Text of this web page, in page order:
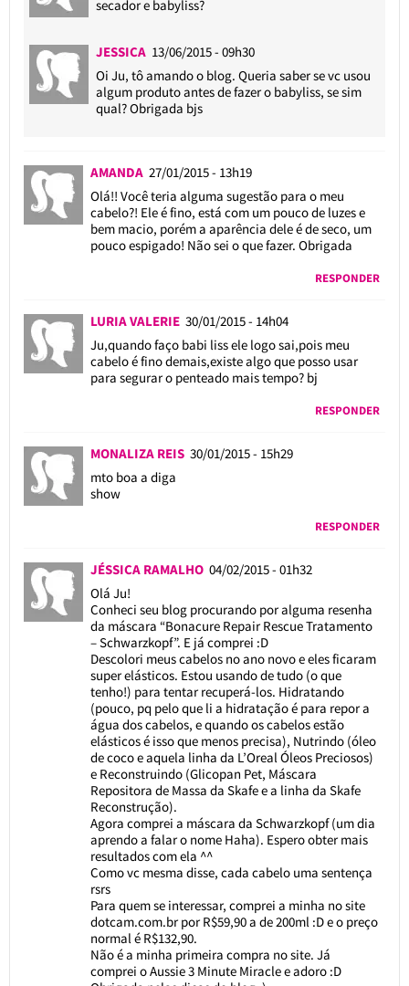
secador e babyliss?
JESSICA 13/06/2015 - 09h30
Oi Ju, tô amando o blog. Queria saber se vc usou
algum produto antes de fazer o babyliss, se sim
qual? Obrigada bjs
AMANDA 27/01/2015 - 13h19
Olá!! Você teria alguma sugestão para o meu
cabelo?! Ele é fino, está com um pouco de luzes e
bem macio, porém a aparência dele é de seco, um
pouco espigado! Não sei o que fazer. Obrigada
RESPONDER
LURIA VALERIE 30/01/2015 - 14h04
Ju,quando faço babi liss ele logo sai,pois meu
cabelo é fino demais,existe algo que posso usar
para segurar o penteado mais tempo? bj
RESPONDER
MONALIZA REIS 30/01/2015 - 15h29
mto boa a diga
show
RESPONDER
JÉSSICA RAMALHO 04/02/2015 - 01h32
Olá Ju!
Conheci seu blog procurando por alguma resenha
da máscara “Bonacure Repair Rescue Tratamento
– Schwarzkopf”. E já comprei :D
Descolori meus cabelos no ano novo e eles ficaram
super elásticos. Estou usando de tudo (o que
tenho!) para tentar recuperá-los. Hidratando
(pouco, pq pelo que li a hidratação é para repor a
água dos cabelos, e quando os cabelos estão
elásticos é isso que menos precisa), Nutrindo (óleo
de coco e aquela linha da L’Oreal Óleos Preciosos)
e Reconstruindo (Glicopan Pet, Máscara
Repositora de Massa da Skafe e a linha da Skafe
Reconstrução).
Agora comprei a máscara da Schwarzkopf (um dia
aprendo a falar o nome Haha). Espero obter mais
resultados com ela ^^
Como vc mesma disse, cada cabelo uma sentença
rsrs
Para quem se interessar, comprei a minha no site
dotcam.com.br por R$59,90 a de 200ml :D e o preço
normal é R$132,90.
Não é a minha primeira compra no site. Já
comprei o Aussie 3 Minute Miracle e adoro :D